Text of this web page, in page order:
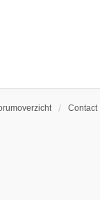
Contact